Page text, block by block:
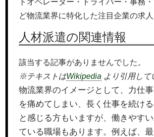
トオペレーター・ドライバー・事務
ど物流業界に特化した注目企業の求人
人材派遣の関連情報
該当する記事がありませんでした。
※テキストはWikipedia より引用して
物流業界のイメージとして、力仕
を痛めてしまい、長く仕事を続け
と感じる方もいますが、働きやす
ている職場もあります。例えば、